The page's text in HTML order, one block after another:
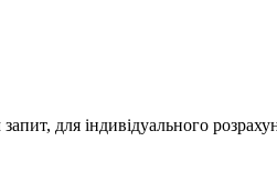
для індивідуального